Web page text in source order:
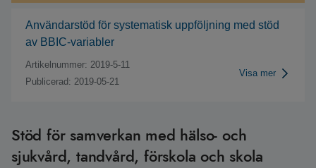
Användarstöd för systematisk uppföljning med stöd
av BBIC-variabler
Artikelnummer: 2019-5-11
Publicerad: 2019-05-21
Visa mer
Stöd för samverkan med hälso- och
sjukvård, tandvård, förskola och skola